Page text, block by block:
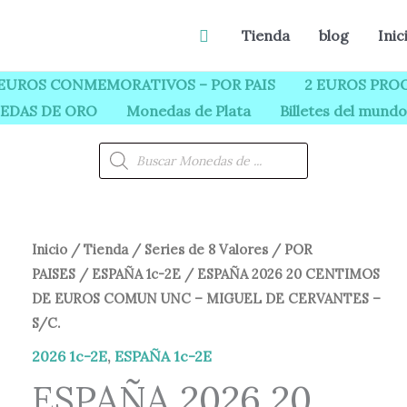
BuscarTienda blog
CONMEMORATIVOS – POR PAIS 2 EUROS
DE ORO Monedas de Plata Billetes del mundo
Búsqueda
de
productos
Inicio/Tienda/ Series de 8 Valores/ POR
PAISES/ ESPAÑA 1c-2E/ ESPAÑA 2026 20 CENTIMOS
DE EUROS COMUN UNC – MIGUEL DE CERVANTES –
S/C.
2026 1c-2E, ESPAÑA 1c-2E
El
precio
era:
El
precio
ESPAÑA
2026
20
CENTIMOS
DE